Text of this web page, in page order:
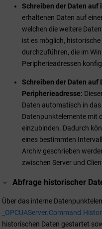
Schreiben der Daten auf
erhaltenen Daten auf
welchen die weitere
ist es möglich,
durchzuführen, die im
Peripherieadressen
Schreiben der Daten auf
Peripherieadresse:
Daten automatisch in
Datenpunktelemente mit
einzubinden. Dadurch
eines bestimmten
Archiv geschrieben
zwischen Server und
Abfrage historischer
Über das interne
historischen Daten gestartet